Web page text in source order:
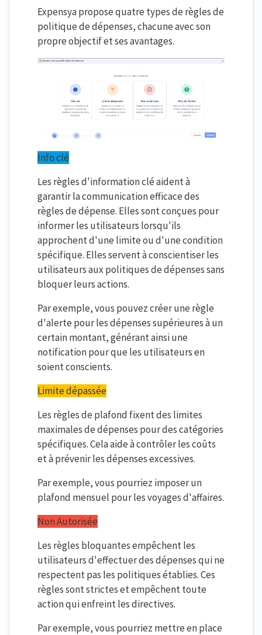
Expensya propose quatre types de règles de
politique de dépenses, chacune avec son
propre objectif et ses avantages.
Info clé
Les règles d'information clé aident à
garantir la communication efficace des
règles de dépense. Elles sont conçues pour
informer les utilisateurs lorsqu'ils
approchent d'une limite ou d'une condition
spécifique. Elles servent à conscientiser les
utilisateurs aux politiques de dépenses sans
bloquer leurs actions.
Par exemple, vous pouvez créer une règle
d'alerte pour les dépenses supérieures à un
certain montant, générant ainsi une
notification pour que les utilisateurs en
soient conscients.
Limite dépassée
Les règles de plafond fixent des limites
maximales de dépenses pour des catégories
spécifiques. Cela aide à contrôler les coûts
et à prévenir les dépenses excessives.
Par exemple, vous pourriez imposer un
plafond mensuel pour les voyages d'affaires.
Non Autorisée
Les règles bloquantes empêchent les
utilisateurs d'effectuer des dépenses qui ne
respectent pas les politiques établies. Ces
règles sont strictes et empêchent toute
action qui enfreint les directives.
Par exemple, vous pourriez mettre en place